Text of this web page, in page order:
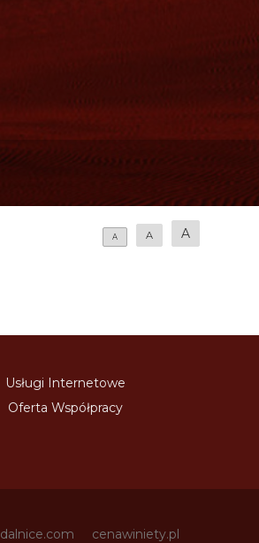
A A A
Usługi Internetowe
Oferta Współpracy
cenawiniety.pl